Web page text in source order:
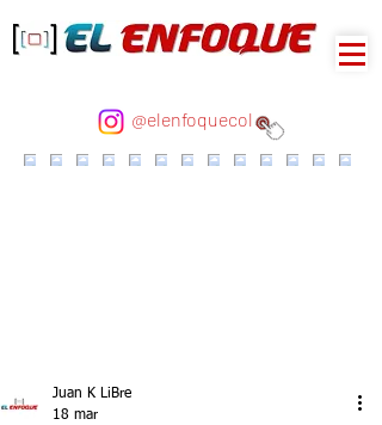
@elenfoquecol
Juan K LiBre
18 mar